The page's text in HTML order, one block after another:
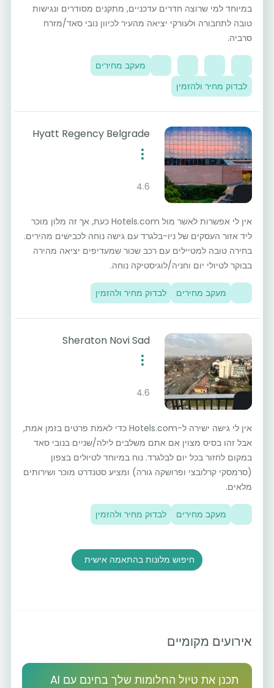
במיוחד למי שרוצה חדרים עדכניים, מתקנים מסודרים ונגישות
טובה לתחבורה ולעורקי יציאה מהעיר לכיוון נובי סאד/מזרח
סרביה.
מעקב מחירים
לבדוק מחיר ולהזמין
Hyatt Regency Belgrade
4.6
אין לי אפשרות לאשר מול Hotels.com כעת, אך זה מלון מוכר
ליד אזור העסקים של ניו-בלגרד עם גישה נוחה לכבישים מהירים.
בחירה טובה למטיילים עם רכב שכור שמעדיפים יציאה מהירה
בבוקר לטיולי יום וחניה/לוגיסטיקה נוחה.
מעקב מחירים לבדוק מחיר ולהזמין
Sheraton Novi Sad
4.6
אין לי גישה ישירה ל-Hotels.com כדי לאמת פרטים בזמן אמת,
אבל זהו בסיס מצוין אם אתם משלבים לילה/שניים בנובי סאד
במקום לחזור בכל יום לבלגרד. נוח במיוחד לטיולים בצפון
(סרמסקי קרלובצי ופרושקה גורה) ומציע סטנדרט מוכר ושירותים
מלאים.
מעקב מחירים לבדוק מחיר ולהזמין
חיפוש מלונות בהתאמה אישית
אירועים מקומיים
תכנן את טיול החלומות שלך בחינם עם AI